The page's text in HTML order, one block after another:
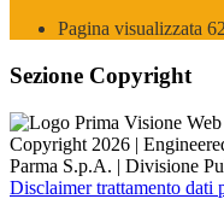
Pagina visualizzata
Sezione Copyright
Copyright 2026 |
Parma S.p.A. | Divisione
Disclaimer trattamento dati